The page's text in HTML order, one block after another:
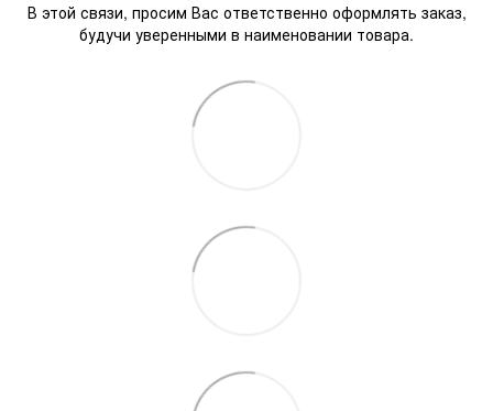
В этой связи, просим Вас ответственно оформлять заказ,
будучи уверенными в наименовании товара.